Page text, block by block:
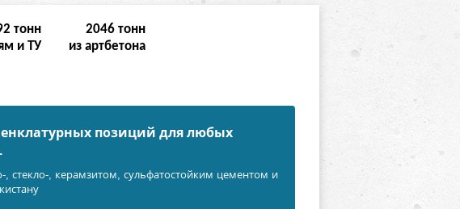
тонн
и ТУ
8190тонн
из артбетона
позиций для любых
, керамзитом, сульфатостойким цементом и